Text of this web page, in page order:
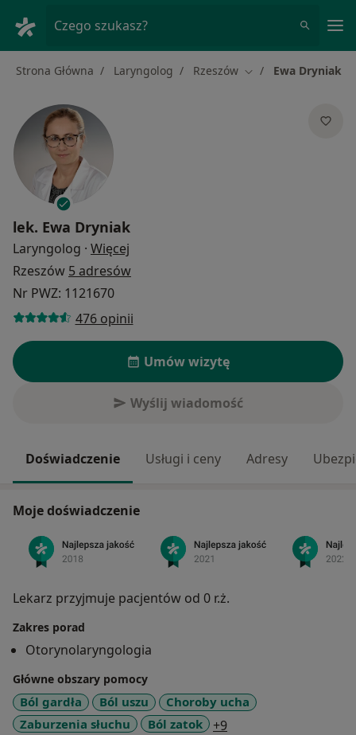
Czego szukasz?
Strona Główna Laryngolog Rzeszów Zmień miasto
Ewa Dryniak
lek. Ewa Dryniak
Laryngolog · Więcej
Rzeszów 5 adresów
Nr PWZ: 1121670
476 opinii
Umów wizytę
Wyślij wiadomość
Doświadczenie Usługi i ceny Adresy
Moje doświadczenie
Lekarz przyjmuje pacjentów od 0 r.ż.
Zakres porad
Otorynolaryngologia
Główne obszary pomocy
Ból gardła Ból uszu
Choroby ucha
Zaburzenia słuchu
Ból zatok +9